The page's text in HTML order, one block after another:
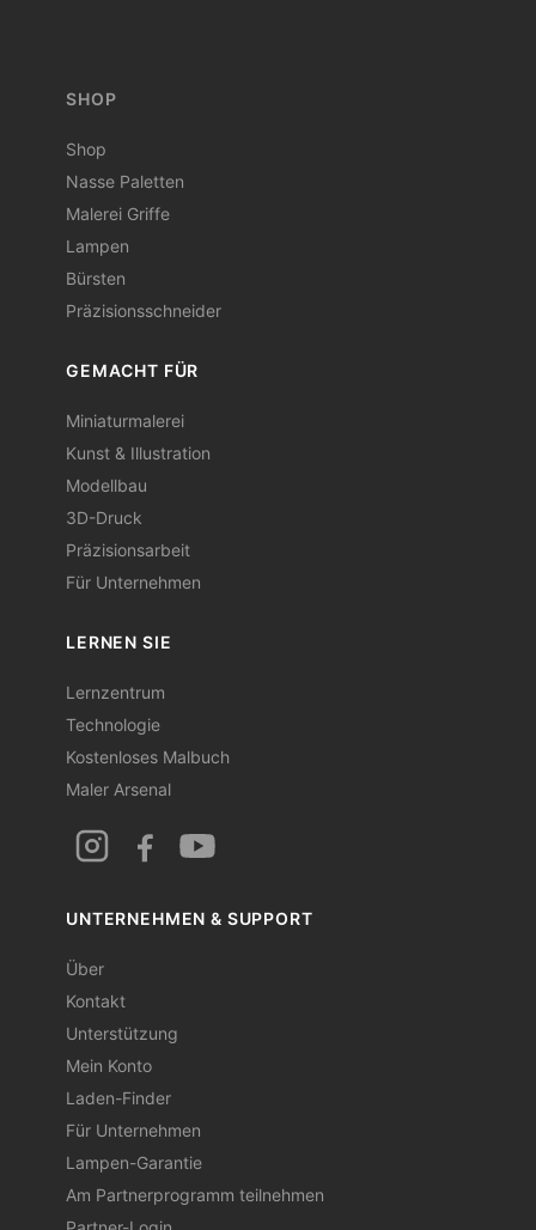
SHOP
Shop
Nasse Paletten
Malerei Griffe
Lampen
Bürsten
Präzisionsschneider
GEMACHT FÜR
Miniaturmalerei
Kunst & Illustration
Modellbau
3D-Druck
Präzisionsarbeit
Für Unternehmen
LERNEN SIE
Lernzentrum
Technologie
Kostenloses Malbuch
Maler Arsenal
UNTERNEHMEN & SUPPORT
Über
Kontakt
Unterstützung
Mein Konto
Laden-Finder
Für Unternehmen
Lampen-Garantie
Am Partnerprogramm teilnehmen